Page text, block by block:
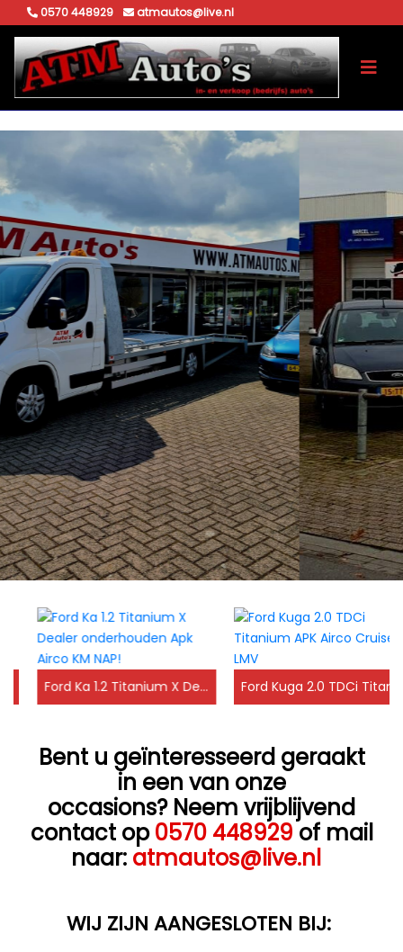
0570 448929 atmautos@live.nl
Welkom op de
van ATM Auto's!
Ford Ka 1.2 Titanium X Dealer onderhouden Apk Airco KM NAP! Ford Kuga 2.0 TDCi Titanium APK Airco Cruise LMV
Bent u geïnteresseerdgeraakt
in een van onze
occasions? Neem vrijblijvend
contact op0570 448929 of mail
naar: atmautos@live.nl
WIJ ZIJN AANGESLOTEN BIJ: